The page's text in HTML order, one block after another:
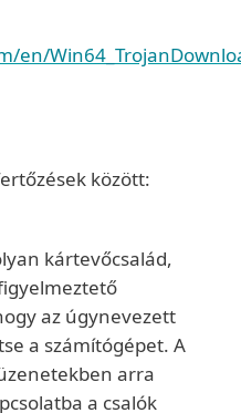
en/
között:
kártevőcsalád,
az úgynevezett
a számítógépet. A
arra
a csalók